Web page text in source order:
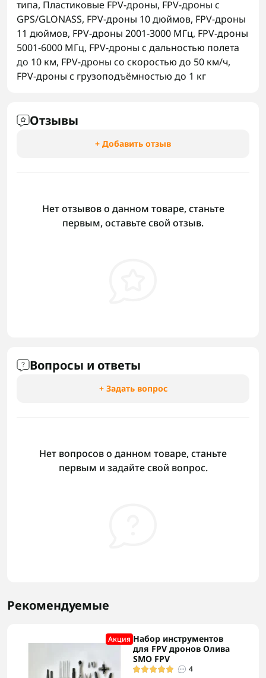
типа, Пластиковые FPV-дроны, FPV-дроны с
GPS/GLONASS, FPV-дроны 10 дюймов, FPV-дроны
11 дюймов, FPV-дроны 2001-3000 МГц, FPV-дроны
5001-6000 МГц, FPV-дроны с дальностью полета
до 10 км, FPV-дроны со скоростью до 50 км/ч,
FPV-дроны с грузоподъёмностью до 1 кг
Отзывы
+ Добавить отзыв
Нет отзывов о данном товаре, станьте
первым, оставьте свой отзыв.
Вопросы и ответы
+ Задать вопрос
Нет вопросов о данном товаре, станьте
первым и задайте свой вопрос.
Рекомендуемые
Акция Набор инструментов
для FPV дронов Олива
SMO FPV
4